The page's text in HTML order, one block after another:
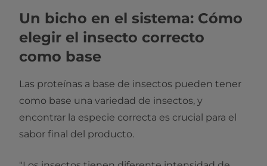
Un bicho en el sistema: Cómo
elegir el insecto correcto
como base
Las proteínas a base de insectos pueden tener
como base una variedad de insectos, y
encontrar la especie correcta es crucial para el
sabor final del producto.